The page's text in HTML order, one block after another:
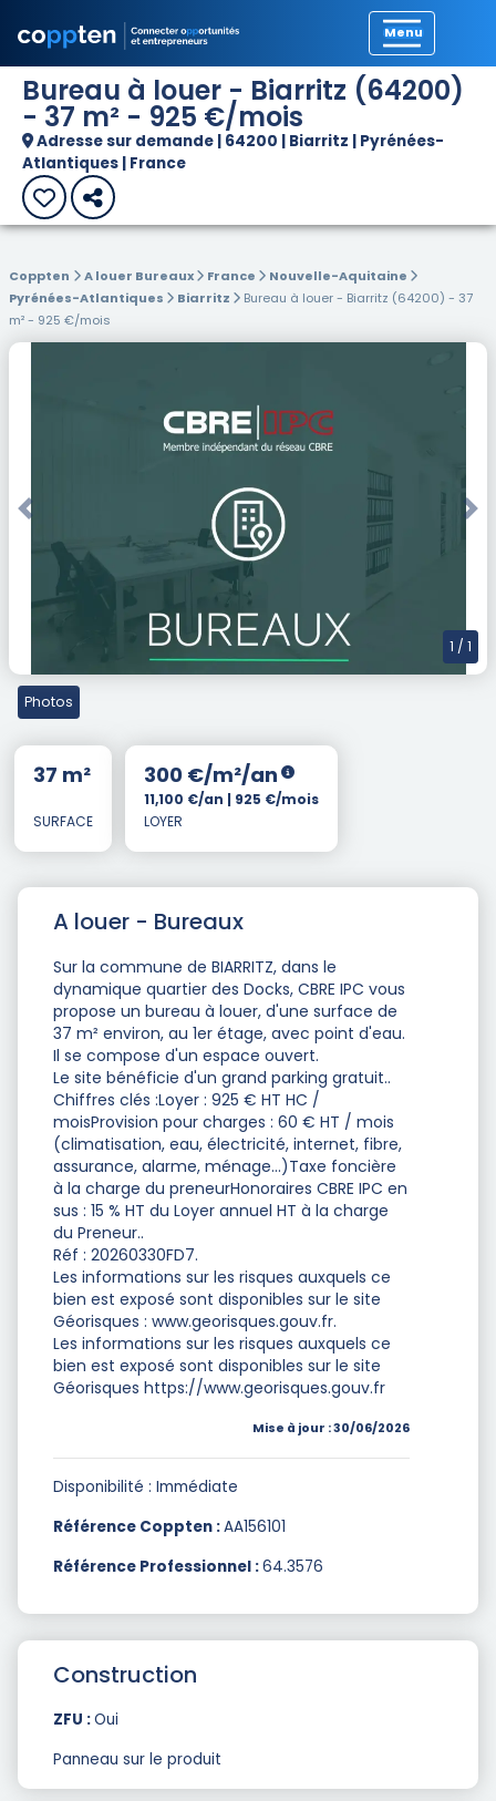
Bureau à louer - Biarritz (64200)
- 37 m² - 925 €/mois
Adresse sur demande | 64200 | Biarritz | Pyrénées-
Atlantiques | France
Coppten A louer Bureaux France
Nouvelle-Aquitaine
Pyrénées-Atlantiques
Biarritz
Bureau à louer - Biarritz (64200) - 37
m² - 925 €/mois
Previous
1 / 1
Photos
37 m²
SURFACE
300 €/m²/an
11,100 €/an | 925 €/mois
LOYER
A louer - Bureaux
Sur la commune de BIARRITZ, dans le
dynamique quartier des Docks, CBRE IPC vous
propose un bureau à louer, d'une surface de
37 m² environ, au 1er étage, avec point d'eau.
Il se compose d'un espace ouvert.
Le site bénéficie d'un grand parking gratuit..
Chiffres clés :Loyer : 925 € HT HC /
moisProvision pour charges : 60 € HT / mois
(climatisation, eau, électricité, internet, fibre,
assurance, alarme, ménage...)Taxe foncière
à la charge du preneurHonoraires CBRE IPC en
sus : 15 % HT du Loyer annuel HT à la charge
du Preneur..
Réf : 20260330FD7.
Les informations sur les risques auxquels ce
bien est exposé sont disponibles sur le site
Géorisques : www.georisques.gouv.fr.
Les informations sur les risques auxquels ce
bien est exposé sont disponibles sur le site
Géorisques https://www.georisques.gouv.fr
Mise à jour : 30/06/2026
Disponibilité : Immédiate
Référence Coppten :AA156101
Référence Professionnel :64.3576
Construction
ZFU :Oui
Panneau sur le produit